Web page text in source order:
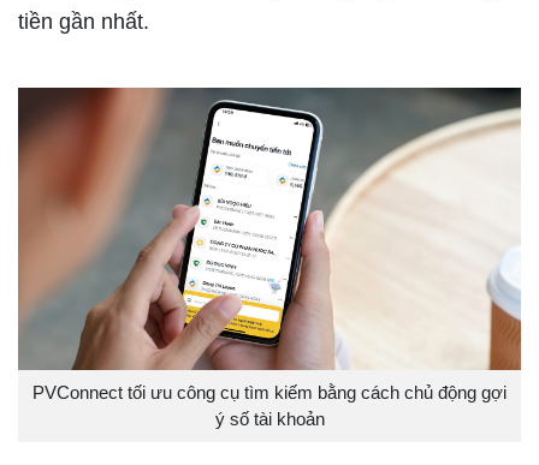
tiền gần nhất.
PVConnect tối ưu công cụ tìm kiếm bằng cách chủ động gợi
ý số tài khoản